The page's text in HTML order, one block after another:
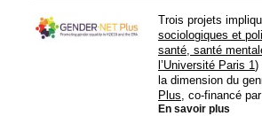
Trois projets
sociologiques et
santé, santé
l’Université Paris 1)
la dimension du
Plus, co-financé
En savoir plus